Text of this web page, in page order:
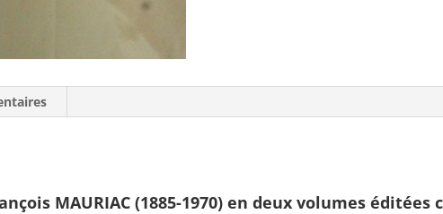
MAURIAC (1885-1970) en deux volumes éditées